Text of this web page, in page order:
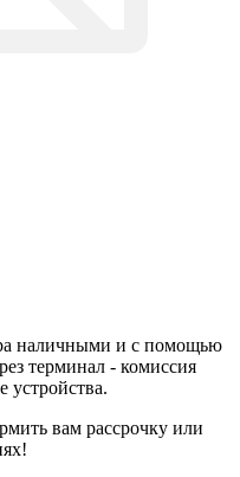
наличными и с помощью
терминал - комиссия
устройства.
вам рассрочку или